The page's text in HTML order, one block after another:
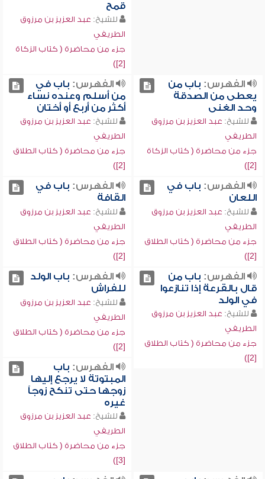
قمح
للشيخ: عبد العزيز بن مرزوق
الطريفي
جزء من محاضرة ( كتاب الزكاة
[2])
الفهرس: باب من
يعطى من الصدقة
وحد الغنى
للشيخ: عبد العزيز بن مرزوق
الطريفي
جزء من محاضرة ( كتاب الزكاة
[2])
الفهرس: باب في
من أسلم وعنده نساء
أكثر من أربع أو أختان
للشيخ: عبد العزيز بن مرزوق
الطريفي
جزء من محاضرة ( كتاب الطلاق
[2])
الفهرس: باب في
اللعان
للشيخ: عبد العزيز بن مرزوق
الطريفي
جزء من محاضرة ( كتاب الطلاق
[2])
الفهرس: باب في
القافة
للشيخ: عبد العزيز بن مرزوق
الطريفي
جزء من محاضرة ( كتاب الطلاق
[2])
الفهرس: باب من
قال بالقرعة إذا تنازعوا
في الولد
للشيخ: عبد العزيز بن مرزوق
الطريفي
جزء من محاضرة ( كتاب الطلاق
[2])
الفهرس: باب الولد
للفراش
للشيخ: عبد العزيز بن مرزوق
الطريفي
جزء من محاضرة ( كتاب الطلاق
[2])
الفهرس: باب
المبتوتة لا يرجع إليها
زوجها حتى تنكح زوجاً
غيره
للشيخ: عبد العزيز بن مرزوق
الطريفي
جزء من محاضرة ( كتاب الطلاق
[3])